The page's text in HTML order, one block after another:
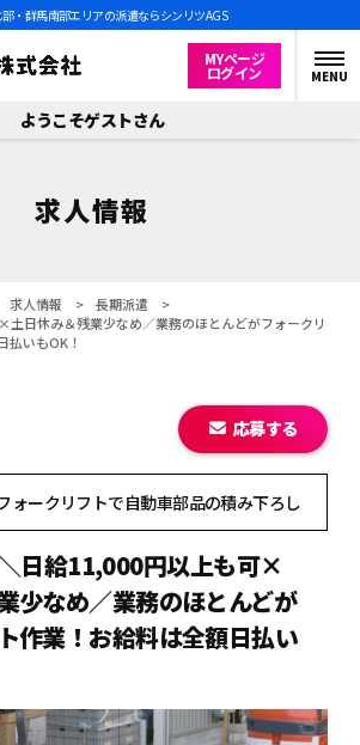
・群馬南部エリアの派遣ならシンリツAGS
MYページ
ログイン MENU
ようこそゲストさん
求人情報
求人情報 > 長期派遣>
日休み＆残業少なめ／業務のほとんどがフォークリ
払いもOK！
＼日給11,000円以上も可×
少なめ／業務のほとんどが
作業！お給料は全額日払い
ォークリフトで自動車部品の積み下ろし
応募する